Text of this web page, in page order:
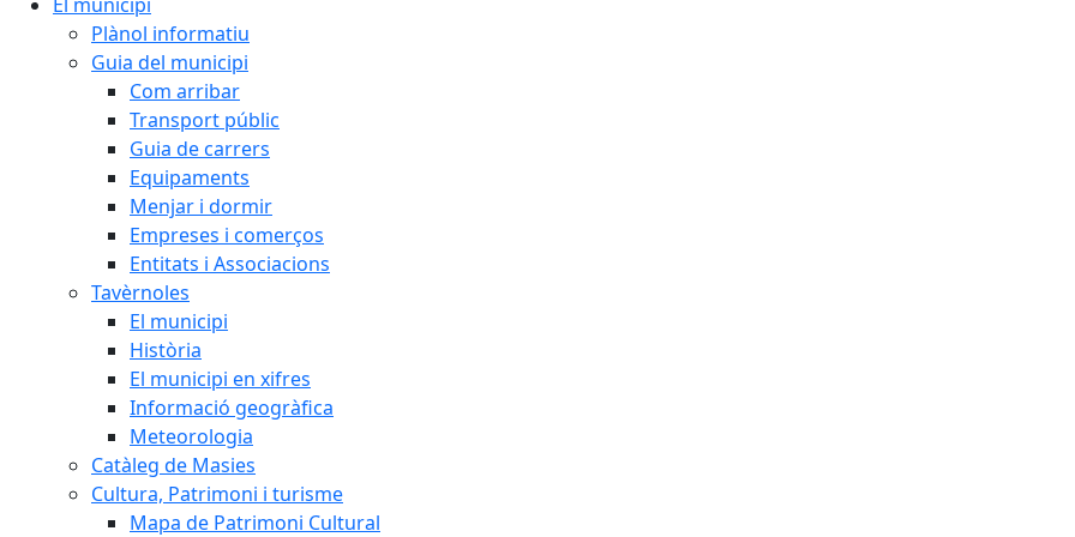
Plànol informatiu
Guia del municipi
Com arribar
Transport públic
Guia de carrers
Equipaments
Menjar i dormir
Empreses i comerços
Entitats i Associacions
Tavèrnoles
El municipi
Història
El municipi en xifres
Informació geogràfica
Meteorologia
Catàleg de Masies
Cultura, Patrimoni i turisme
Mapa de Patrimoni Cultural